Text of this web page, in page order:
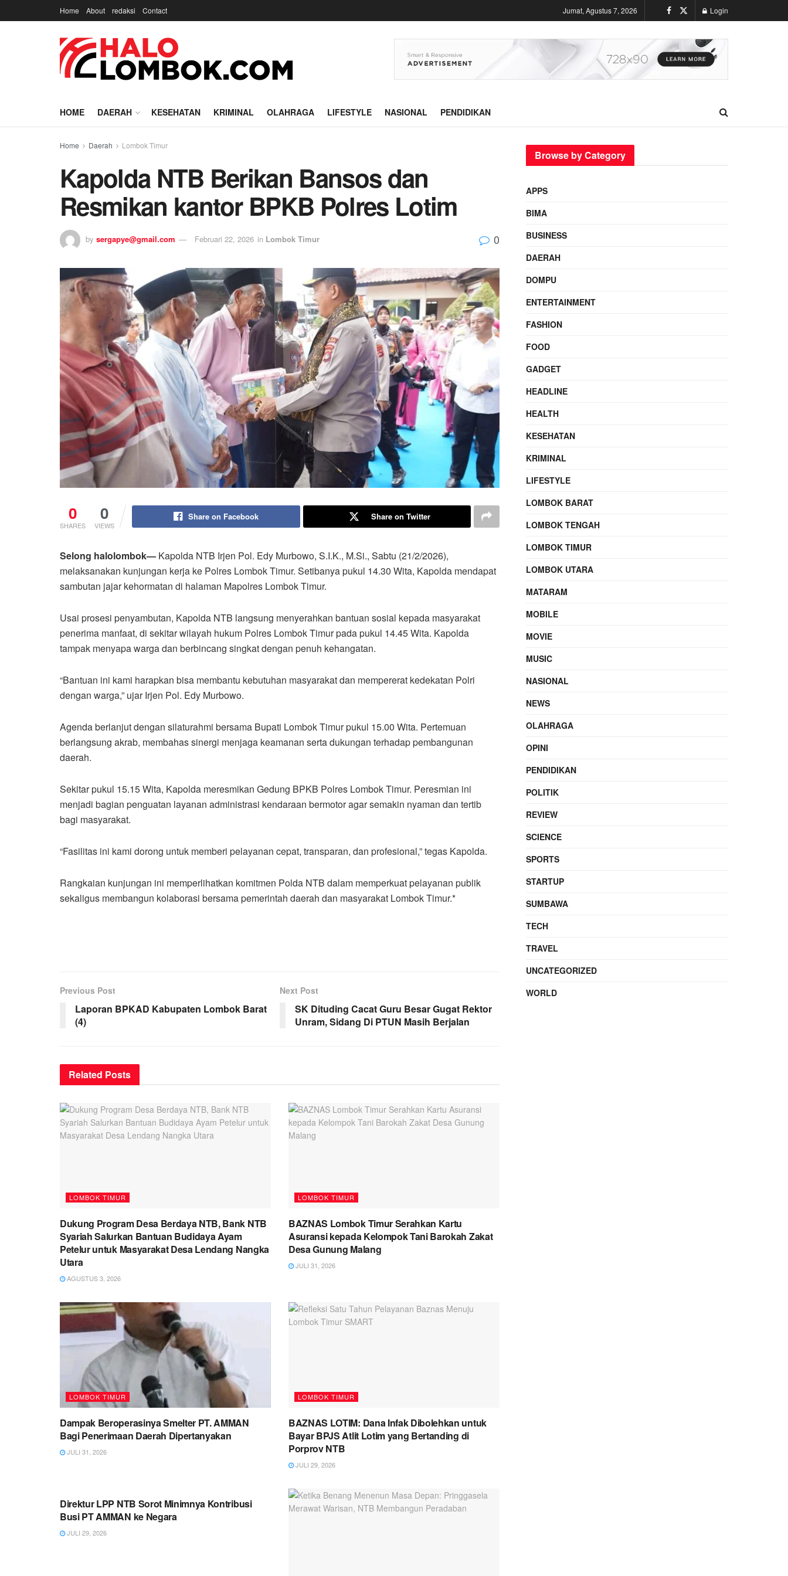
Home About redaksi Contact Jumat, Agustus 7, 2026 Login
HOME DAERAH KESEHATAN KRIMINAL OLAHRAGA LIFESTYLE NASIONAL PENDIDIKAN
Home Daerah Lombok Timur
Kapolda NTB Berikan Bansos dan
Resmikan kantor BPKB Polres Lotim
by sergapye@gmail.com Februari 22, 2026 in Lombok Timur 0
0
SHARES
0
VIEWS
Share on Facebook Share on Twitter
Selong halolombok— Kapolda NTB Irjen Pol. Edy Murbowo, S.I.K., M.Si., Sabtu (21/2/2026),
melaksanakan kunjungan kerja ke Polres Lombok Timur. Setibanya pukul 14.30 Wita, Kapolda mendapat
sambutan jajar kehormatan di halaman Mapolres Lombok Timur.
Usai prosesi penyambutan, Kapolda NTB langsung menyerahkan bantuan sosial kepada masyarakat
penerima manfaat, di sekitar wilayah hukum Polres Lombok Timur pada pukul 14.45 Wita. Kapolda
tampak menyapa warga dan berbincang singkat dengan penuh kehangatan.
“Bantuan ini kami harapkan bisa membantu kebutuhan masyarakat dan mempererat kedekatan Polri
dengan warga,” ujar Irjen Pol. Edy Murbowo.
Agenda berlanjut dengan silaturahmi bersama Bupati Lombok Timur pukul 15.00 Wita. Pertemuan
berlangsung akrab, membahas sinergi menjaga keamanan serta dukungan terhadap pembangunan
daerah.
Sekitar pukul 15.15 Wita, Kapolda meresmikan Gedung BPKB Polres Lombok Timur. Peresmian ini
menjadi bagian penguatan layanan administrasi kendaraan bermotor agar semakin nyaman dan tertib
bagi masyarakat.
“Fasilitas ini kami dorong untuk memberi pelayanan cepat, transparan, dan profesional,” tegas Kapolda.
Rangkaian kunjungan ini memperlihatkan komitmen Polda NTB dalam memperkuat pelayanan publik
sekaligus membangun kolaborasi bersama pemerintah daerah dan masyarakat Lombok Timur.*
Previous Post
Laporan BPKAD Kabupaten Lombok Barat
(4)
Next Post
SK Dituding Cacat Guru Besar Gugat Rektor
Unram, Sidang Di PTUN Masih Berjalan
Related Posts
LOMBOK TIMUR
Dukung Program Desa Berdaya NTB, Bank NTB
Syariah Salurkan Bantuan Budidaya Ayam
Petelur untuk Masyarakat Desa Lendang Nangka
Utara
AGUSTUS 3, 2026
LOMBOK TIMUR
BAZNAS Lombok Timur Serahkan Kartu
Asuransi kepada Kelompok Tani Barokah Zakat
Desa Gunung Malang
JULI 31, 2026
LOMBOK TIMUR
Dampak Beroperasinya Smelter PT. AMMAN
Bagi Penerimaan Daerah Dipertanyakan
JULI 31, 2026
LOMBOK TIMUR
BAZNAS LOTIM: Dana Infak Dibolehkan untuk
Bayar BPJS Atlit Lotim yang Bertanding di
Porprov NTB
JULI 29, 2026
Direktur LPP NTB Sorot Minimnya Kontribusi
Busi PT AMMAN ke Negara
JULI 29, 2026
Browse by Category
APPS
BIMA
BUSINESS
DAERAH
DOMPU
ENTERTAINMENT
FASHION
FOOD
GADGET
HEADLINE
HEALTH
KESEHATAN
KRIMINAL
LIFESTYLE
LOMBOK BARAT
LOMBOK TENGAH
LOMBOK TIMUR
LOMBOK UTARA
MATARAM
MOBILE
MOVIE
MUSIC
NASIONAL
NEWS
OLAHRAGA
OPINI
PENDIDIKAN
POLITIK
REVIEW
SCIENCE
SPORTS
STARTUP
SUMBAWA
TECH
TRAVEL
UNCATEGORIZED
WORLD